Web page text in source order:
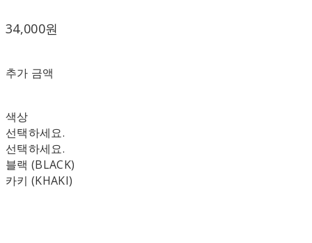
34,000원
추가 금액
색상
선택하세요.
선택하세요.
블랙 (BLACK)
카키 (KHAKI)